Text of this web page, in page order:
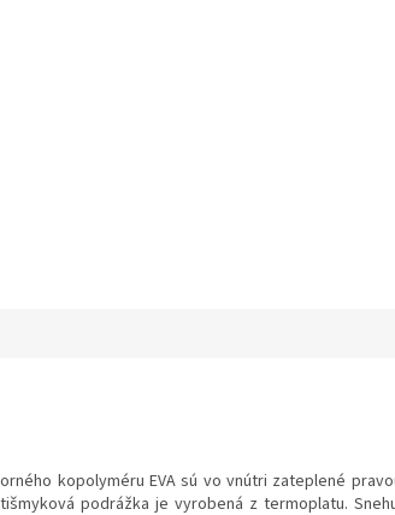
kopolyméru EVA sú vo vnútri zateplené
podrážka je vyrobená z termoplatu.